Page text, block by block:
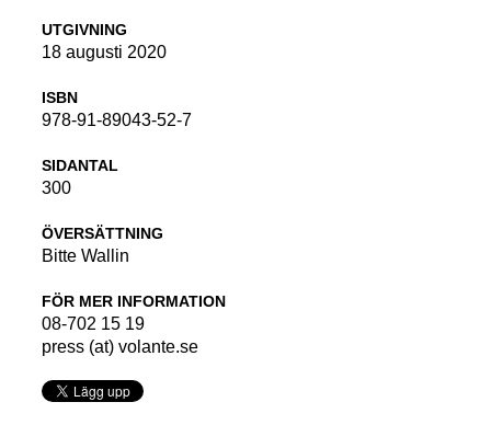
UTGIVNING
18 augusti 2020
ISBN
978-91-89043-52-7
SIDANTAL
300
ÖVERSÄTTNING
Bitte Wallin
FÖR MER INFORMATION
08-702 15 19
press (at) volante.se